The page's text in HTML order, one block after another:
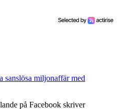
sanslösa miljonaffär med
på Facebook skriver